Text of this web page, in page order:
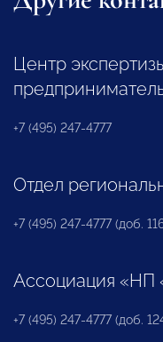
Центр
+7 (495) 247-4777
Отдел
+7 (495) 247-4777 (доб.
Ассоциация
+7 (495) 247-4777 (доб.